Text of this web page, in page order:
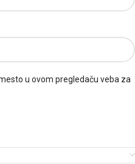
u ovom pregledaču veba za